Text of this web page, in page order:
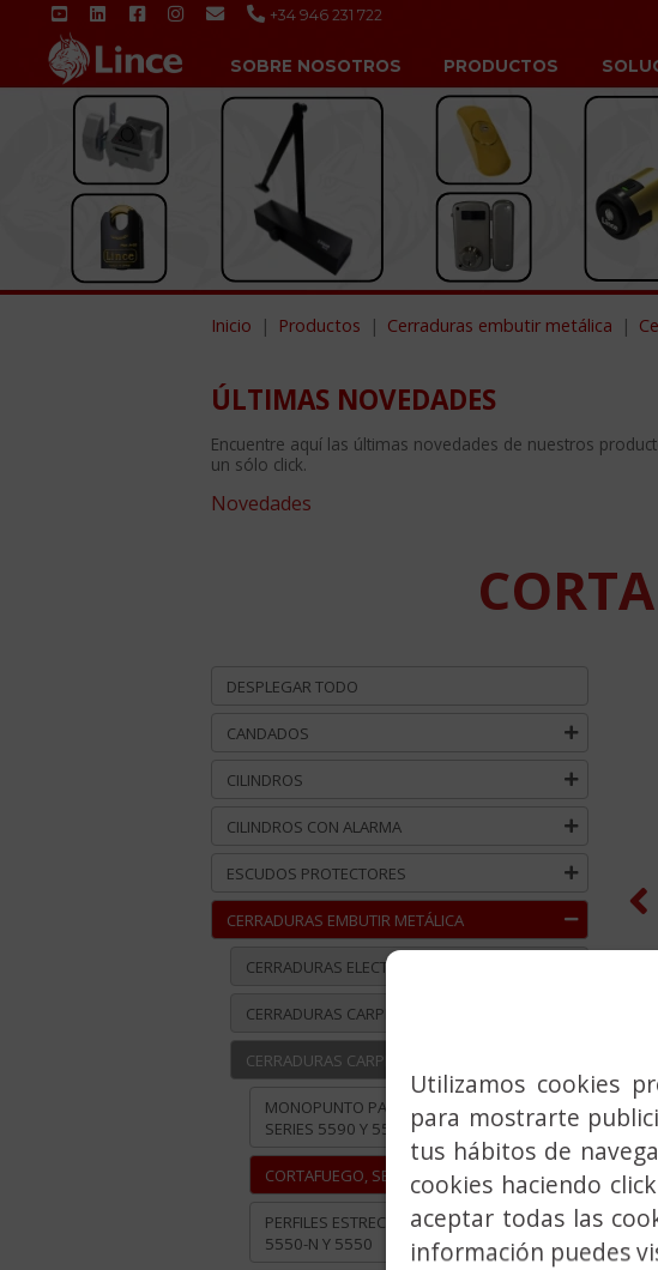
+34 946 231 722
SOBRE NOSOTROS PRODUCTOS
Inicio Productos Cerraduras embutir metálica
ÚLTIMAS NOVEDADES
Encuentre aquí las últimas novedades de nuestros
un sólo click.
Novedades
DESPLEGAR TODO
CANDADOS
CILINDROS
CILINDROS CON ALARMA
ESCUDOS PROTECTORES
CERRADURAS EMBUTIR METÁLICA
CERRADURAS ELECTROMECÁNICAS ATEKO
CERRADURAS CARPINTERÍA DE ALUMINIO
CERRADURAS CARPINTERÍA DE METAL
MONOPUNTO PALANCA REFORZADA,
SERIES 5590 Y 5580
CORTAFUEGO, SERIE 7770
PERFILES ESTRECHOS, SERIES 5560-N,
5550-N Y 5550
Utilizamos cookies
para mostrarte
tus hábitos de
cookies haciendo
aceptar todas las
información puedes